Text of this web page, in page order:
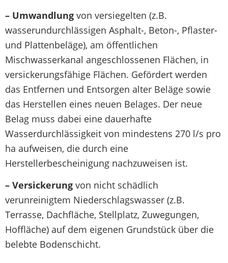
– Umwandlung von versiegelten (z.B.
wasserundurchlässigen Asphalt-, Beton-, Pflaster-
und Plattenbeläge), am öffentlichen
Mischwasserkanal angeschlossenen Flächen, in
versickerungsfähige Flächen. Gefördert werden
das Entfernen und Entsorgen alter Beläge sowie
das Herstellen eines neuen Belages. Der neue
Belag muss dabei eine dauerhafte
Wasserdurchlässigkeit von mindestens 270 l/s pro
ha aufweisen, die durch eine
Herstellerbescheinigung nachzuweisen ist.
– Versickerung von nicht schädlich
verunreinigtem Niederschlagswasser (z.B.
Terrasse, Dachfläche, Stellplatz, Zuwegungen,
Hoffläche) auf dem eigenen Grundstück über die
belebte Bodenschicht.